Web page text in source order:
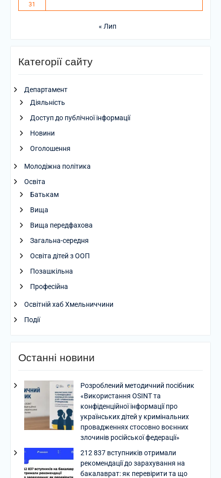
31
« Лип
Категорії сайту
Департамент
Діяльність
Доступ до публічної інформації
Новини
Оголошення
Молодіжна політика
Освіта
Батькам
Вища
Вища передфахова
Загальна-середня
Освіта дітей з ООП
Позашкільна
Професійна
Освітній хаб Хмельниччини
Події
Останні новини
Розроблений методичний посібник
«Використання OSINT та
конфіденційної інформації про
українських дітей у кримінальних
провадженнях стосовно воєнних
злочинів російської федерації»
212 837 вступників отримали
рекомендації до зарахування на
бакалаврат: як перевірити та що